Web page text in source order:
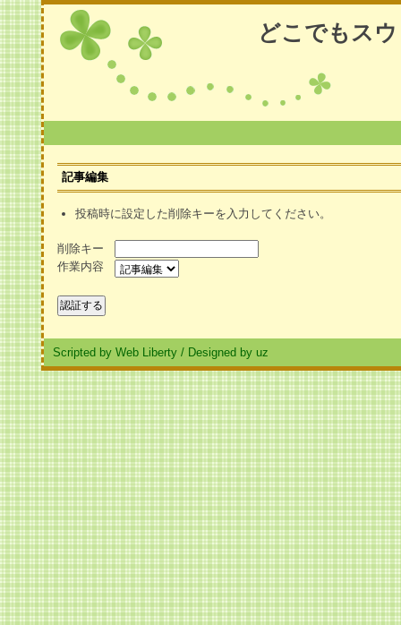
どこでもス
記事編集
投稿時に設定した削除キーを入力してください。
削除キー
作業内容
Scripted by Web Liberty / Designed by uz